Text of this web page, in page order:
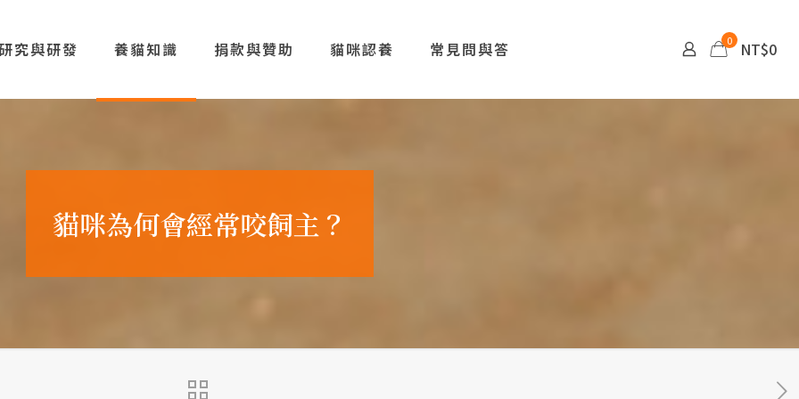
究與研發 養貓知識 捐款與贊助 貓咪認養 常見問與答 0 NT$0
貓咪為何會經常咬飼主？